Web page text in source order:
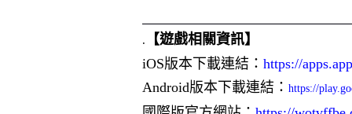
.
【遊戲相關資訊】
iOS版本下載連結： https://
Android版本下載連結： https://